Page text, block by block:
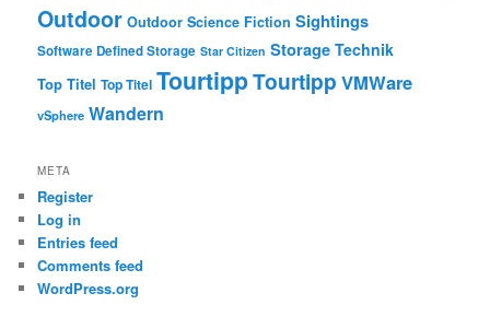
Outdoor Outdoor Science Fiction Sightings
Software Defined Storage Star Citizen Storage Technik
Top Titel Top Titel TourtippTourtipp VMWare
vSphere Wandern
META
Register
Log in
Entries feed
Comments feed
WordPress.org